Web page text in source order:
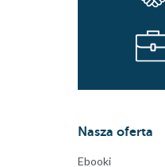
Nasza oferta
Ebooki